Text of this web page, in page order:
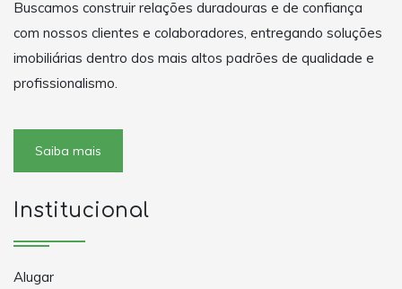
Buscamos construir relações duradouras e de confiança
com nossos clientes e colaboradores, entregando soluções
imobiliárias dentro dos mais altos padrões de qualidade e
profissionalismo.
Saiba mais
Institucional
Alugar